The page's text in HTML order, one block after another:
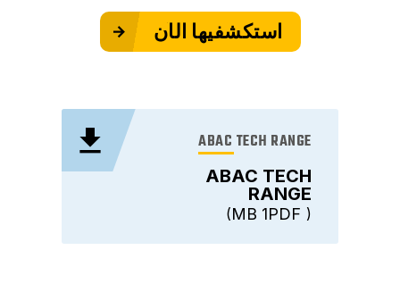
استكشفيها الآن
ABAC TECH
RANGE
ABAC TECH RANGE
1 MBPDF